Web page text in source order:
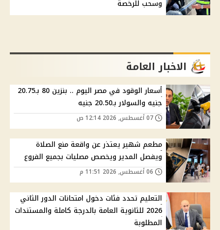
وسحب للرخصة
الاخبار العامة
أسعار الوقود في مصر اليوم .. بنزين 80 بـ20.75
جنيه والسولار بـ20.50 جنيه
مطعم شهير يعتذر عن واقعة منع الصلاة
ويفصل المدير ويخصص مصليات بجميع الفروع
التعليم تحدد فئات دخول امتحانات الدور الثاني
2026 للثانوية العامة بالدرجة كاملة والمستندات
المطلوبة